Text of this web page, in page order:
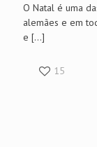
O Natal é uma
alemães e em
e […]
15